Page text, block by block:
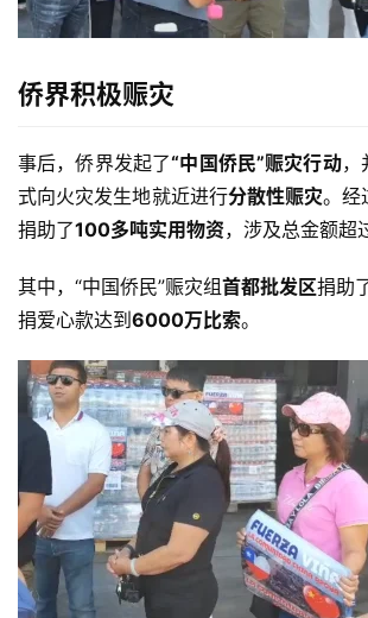
侨界积极赈灾
事后，侨界发起了“中国侨民”赈灾行动，
式向火灾发生地就近进行分散性赈灾。经
捐助了100多吨实用物资，涉及总金额超
其中，“中国侨民”赈灾组首都批发区捐助
捐爱心款达到 6000万比索。